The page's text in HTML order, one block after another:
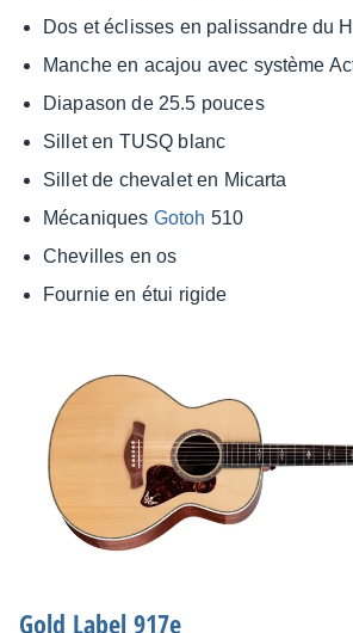
Dos et éclisses en palis­sandre du
Manche en acajou avec système
Diapa­son de 25.5 pouces
Sillet en TUSQ blanc
Sillet de cheva­let en Micarta
Méca­niques Gotoh 510
Chevilles en os
Four­nie en étui rigide
Gold Label 917e